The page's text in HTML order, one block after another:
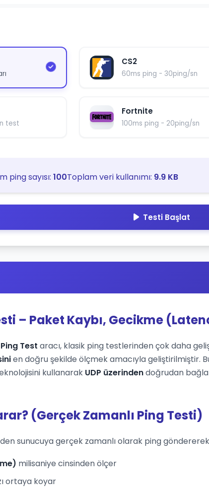
CS2
60ms ping - 30ping/sn
test
Fortnite
100ms ping - 20ping/sn
ping sayısı: 100Toplam veri kullanımı: 9.9 KB
Testi Başlat
– Paket Kaybı, Gecikme
Test aracı, klasik ping testlerinden çok daha
en doğru şekilde ölçmek amacıyla geliştirilmiştir.
kullanarak UDP üzerindendoğrudan
(Gerçek Zamanlı Ping Testi)
sunucuya gerçek zamanlı olarak ping
milisaniye cinsinden ölçer
ortaya koyar